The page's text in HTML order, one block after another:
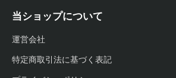
当ショップについて
運営会社
特定商取引法に基づく表記